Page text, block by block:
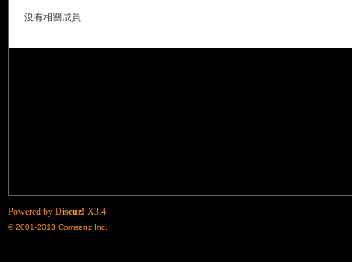
沒有相關成員
Powered by Discuz! X3.4
© 2001-2013 Comsenz Inc.